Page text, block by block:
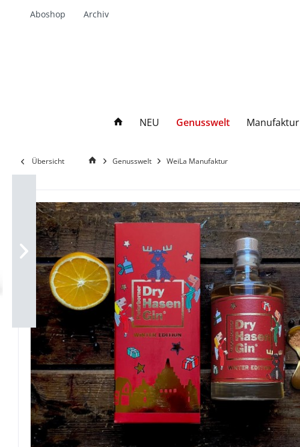
Aboshop Archiv
NEU Genusswelt Manufaktur
Übersicht Genusswelt WeiLa Manufaktur